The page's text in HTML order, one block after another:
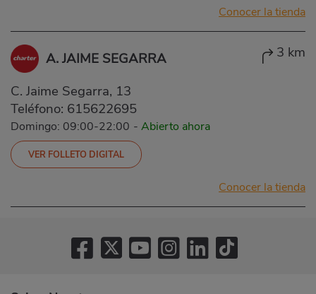
Conocer la tienda
A. JAIME SEGARRA 3 km
C. Jaime Segarra, 13
Teléfono: 615622695
Domingo: 09:00-22:00 - Abierto ahora
VER FOLLETO DIGITAL
Conocer la tienda